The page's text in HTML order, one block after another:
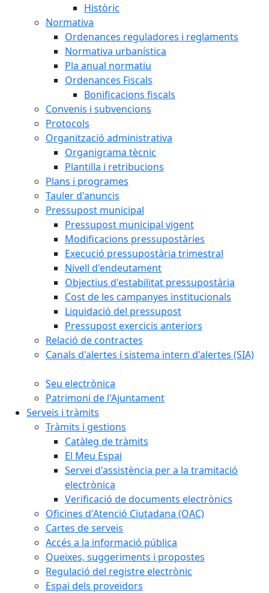
Històric
Normativa
Ordenances reguladores i reglaments
Normativa urbanística
Pla anual normatiu
Ordenances Fiscals
Bonificacions fiscals
Convenis i subvencions
Protocols
Organització administrativa
Organigrama tècnic
Plantilla i retribucions
Plans i programes
Tauler d'anuncis
Pressupost municipal
Pressupost municipal vigent
Modificacions pressupostàries
Execució pressupostària trimestral
Nivell d'endeutament
Objectius d'estabilitat pressupostària
Cost de les campanyes institucionals
Liquidació del pressupost
Pressupost exercicis anteriors
Relació de contractes
Canals d'alertes i sistema intern d'alertes (SIA)
Seu electrònica
Patrimoni de l'Ajuntament
Serveis i tràmits
Tràmits i gestions
Catàleg de tràmits
El Meu Espai
Servei d'assistència per a la tramitació
electrònica
Verificació de documents electrònics
Oficines d'Atenció Ciutadana (OAC)
Cartes de serveis
Accés a la informació pública
Queixes, suggeriments i propostes
Regulació del registre electrònic
Espai dels proveïdors